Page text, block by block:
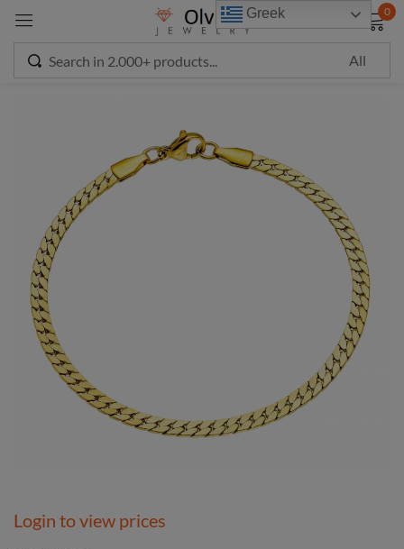
0
Login to view prices
Greek
Sign in
Remember me Lost password?
modal-check